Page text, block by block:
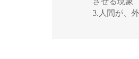
3.人間が、